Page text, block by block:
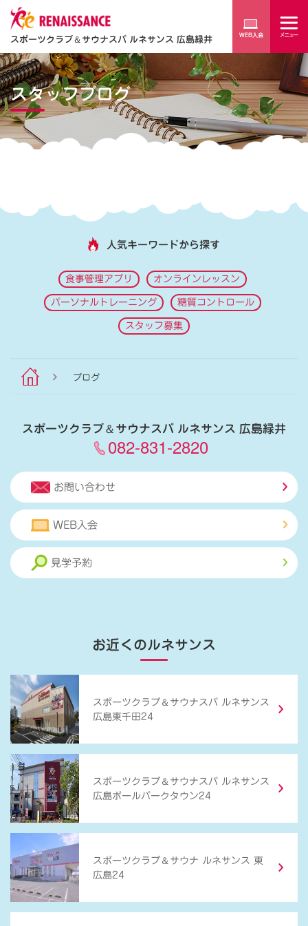
スポーツクラブ＆サウナスパ ルネサンス 広島緑井
スタッフブログ
人気キーワードから探す
食事管理アプリ オンラインレッスン
パーソナルトレーニング 糖質コントロール
スタッフ募集
ブログ
スポーツクラブ＆サウナスパ ルネサンス 広島緑井
082-831-2820
お問い合わせ
WEB入会
見学予約
お近くのルネサンス
スポーツクラブ ＆ サウナスパ ルネサンス
広島東千田24
スポーツクラブ ＆ サウナスパ ルネサンス
広島ボールパークタウン24
スポーツクラブ ＆ サウナ ルネサンス 東
広島24